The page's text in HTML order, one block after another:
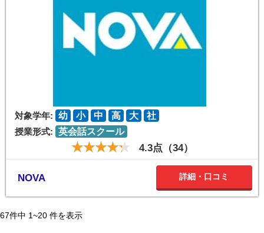
対象学年: 幼 小 中 高 大
社
授業形式: 英会話スクール
4.3点（34）
NOVA 詳細・口コミ
67件中 1~20 件を表示